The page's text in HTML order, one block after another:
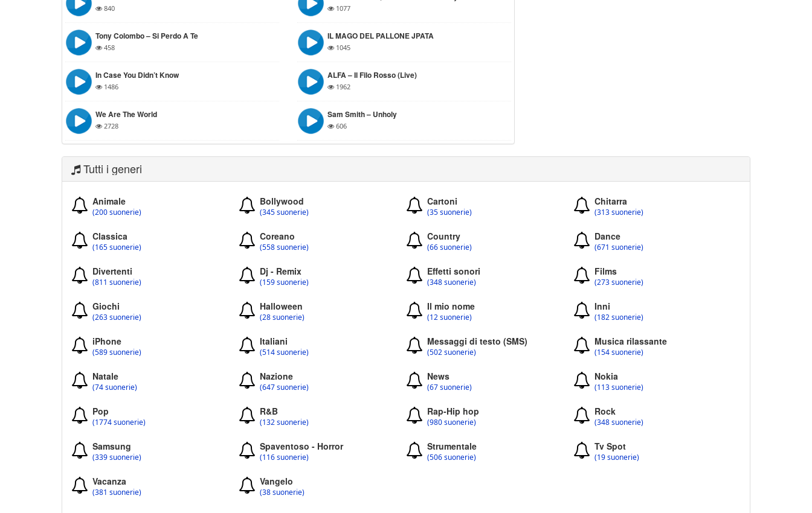
840 1077
Tony Colombo – Si Perdo A Te
458
IL MAGO DEL PALLONE JPATA
1045
In Case You Didn’t Know
1486
ALFA – Il Filo Rosso (Live)
1962
We Are The World
2728
Sam Smith – Unholy
606
Tutti i generi
Animale
(200 suonerie)
Bollywood
(345 suonerie)
Cartoni
(35 suonerie)
Chitarra
(313 suonerie)
Classica
(165 suonerie)
Coreano
(558 suonerie)
Country
(66 suonerie)
Dance
(671 suonerie)
Divertenti
(811 suonerie)
Dj - Remix
(159 suonerie)
Effetti sonori
(348 suonerie)
Films
(273 suonerie)
Giochi
(263 suonerie)
Halloween
(28 suonerie)
Il mio nome
(12 suonerie)
Inni
(182 suonerie)
iPhone
(589 suonerie)
Italiani
(514 suonerie)
Messaggi di testo (SMS)
(502 suonerie)
Musica rilassante
(154 suonerie)
Natale
(74 suonerie)
Nazione
(647 suonerie)
News
(67 suonerie)
Nokia
(113 suonerie)
Pop
(1774 suonerie)
R&B
(132 suonerie)
Rap-Hip hop
(980 suonerie)
Rock
(348 suonerie)
Samsung
(339 suonerie)
Spaventoso - Horror
(116 suonerie)
Strumentale
(506 suonerie)
Tv Spot
(19 suonerie)
Vacanza
(381 suonerie)
Vangelo
(38 suonerie)